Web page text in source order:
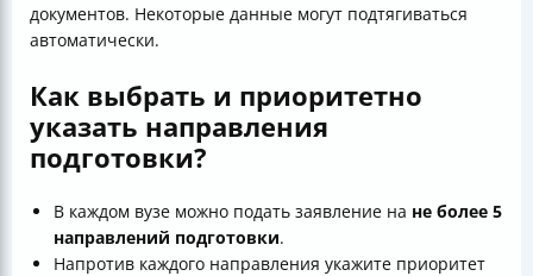
документов. Некоторые данные могут подтягиваться
автоматически.
Как выбрать и приоритетно
указать направления
подготовки?
В каждом вузе можно подать заявление на не более 5
направлений подготовки.
Напротив каждого направления укажите приоритет